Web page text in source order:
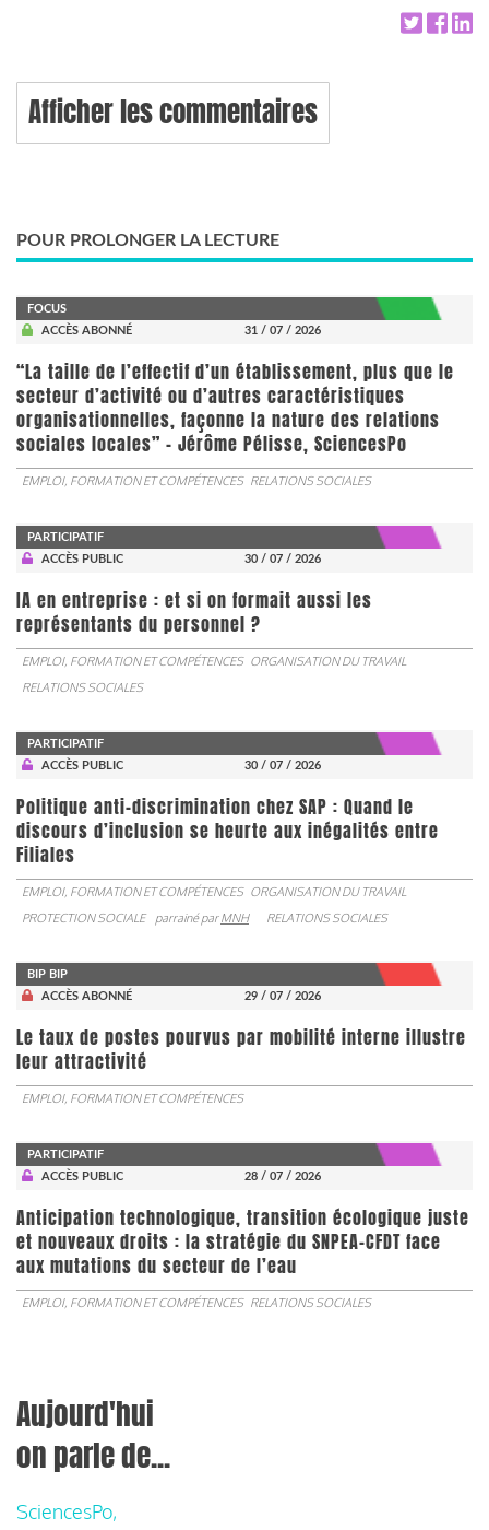
Afficher les commentaires
POUR PROLONGER LA LECTURE
FOCUS
ACCÈS ABONNÉ
31 / 07 / 2026
“La taille de l’effectif d’un établissement, plus que le
secteur d’activité ou d’autres caractéristiques
organisationnelles, façonne la nature des relations
sociales locales” - Jérôme Pélisse, SciencesPo
EMPLOI, FORMATION ET COMPÉTENCES RELATIONS SOCIALES
PARTICIPATIF
ACCÈS PUBLIC
30 / 07 / 2026
IA en entreprise : et si on formait aussi les
représentants du personnel ?
EMPLOI, FORMATION ET COMPÉTENCES ORGANISATION DU TRAVAIL
RELATIONS SOCIALES
PARTICIPATIF
ACCÈS PUBLIC
30 / 07 / 2026
Politique anti-discrimination chez SAP : Quand le
discours d’inclusion se heurte aux inégalités entre
Filiales
EMPLOI, FORMATION ET COMPÉTENCES ORGANISATION DU TRAVAIL
PROTECTION SOCIALE
parrainé parMNH RELATIONS SOCIALES
BIP BIP
ACCÈS ABONNÉ
29 / 07 / 2026
Le taux de postes pourvus par mobilité interne illustre
leur attractivité
EMPLOI, FORMATION ET COMPÉTENCES
PARTICIPATIF
ACCÈS PUBLIC
28 / 07 / 2026
Anticipation technologique, transition écologique juste
et nouveaux droits : la stratégie du SNPEA-CFDT face
aux mutations du secteur de l’eau
EMPLOI, FORMATION ET COMPÉTENCES RELATIONS SOCIALES
Aujourd'hui
on parle de...
SciencesPo,